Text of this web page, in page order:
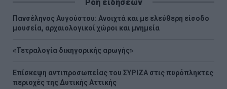
Ροή ειδήσεων
Πανσέληνος Αυγούστου: Ανοιχτά και με ελεύθερη είσοδο
μουσεία, αρχαιολογικοί χώροι και μνημεία
«Τετραλογία δικηγορικής αρωγής»
Επίσκεψη αντιπροσωπείας του ΣΥΡΙΖΑ στις πυρόπληκτες
περιοχές της Δυτικής Αττικής